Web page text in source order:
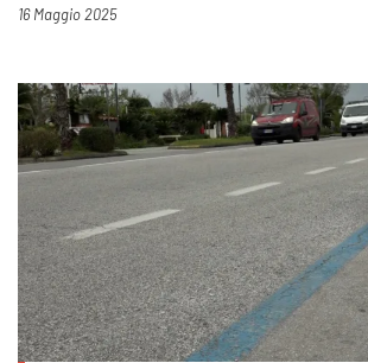
Pubblicato il
16 Maggio 2025